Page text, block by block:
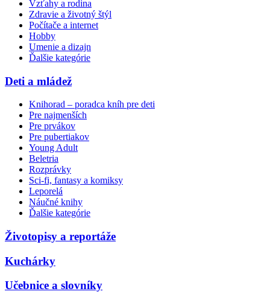
Vzťahy a rodina
Zdravie a životný štýl
Počítače a internet
Hobby
Umenie a dizajn
Ďalšie kategórie
Deti a mládež
Knihorad – poradca kníh pre deti
Pre najmenších
Pre prvákov
Pre pubertiakov
Young Adult
Beletria
Rozprávky
Sci-fi, fantasy a komiksy
Leporelá
Náučné knihy
Ďalšie kategórie
Životopisy a reportáže
Kuchárky
Učebnice a slovníky